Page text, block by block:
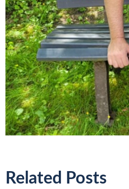
Related Posts